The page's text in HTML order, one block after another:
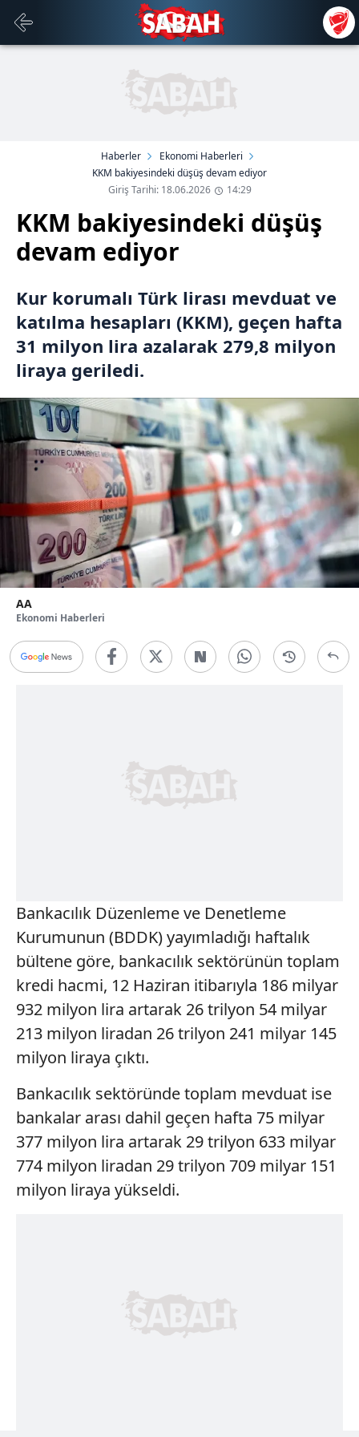
Haberler
Ekonomi Haberleri
KKM bakiyesindeki düşüş devam ediyor
Giriş Tarihi: 18.06.2026
14:29
KKM bakiyesindeki düşüş
devam ediyor
Kur korumalı Türk lirası mevduat ve
katılma hesapları (KKM), geçen hafta
31 milyon lira azalarak 279,8 milyon
liraya geriledi.
AA
Ekonomi Haberleri
Bankacılık Düzenleme ve Denetleme
Kurumunun (BDDK) yayımladığı haftalık
bültene göre, bankacılık sektörünün toplam
kredi hacmi, 12 Haziran itibarıyla 186 milyar
932 milyon lira artarak 26 trilyon 54 milyar
213 milyon liradan 26 trilyon 241 milyar 145
milyon liraya çıktı.
Bankacılık sektöründe toplam mevduat ise
bankalar arası dahil geçen hafta 75 milyar
377 milyon lira artarak 29 trilyon 633 milyar
774 milyon liradan 29 trilyon 709 milyar 151
milyon liraya yükseldi.